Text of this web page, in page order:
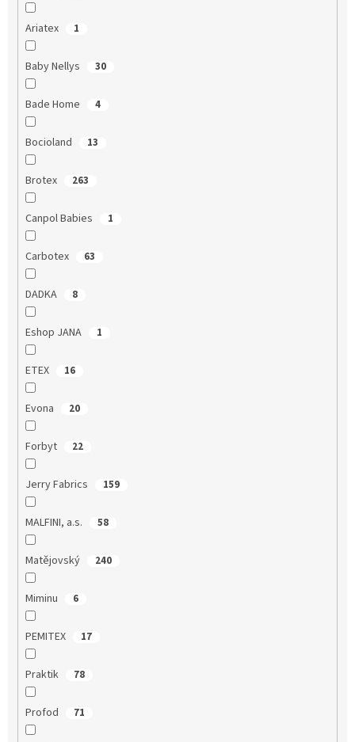
Ariatex 1
Baby Nellys 30
Bade Home 4
Bocioland 13
Brotex 263
Canpol Babies 1
Carbotex 63
DADKA 8
Eshop JANA 1
ETEX 16
Evona 20
Forbyt 22
Jerry Fabrics 159
MALFINI, a.s. 58
Matějovský 240
Miminu 6
PEMITEX 17
Praktik 78
Profod 71